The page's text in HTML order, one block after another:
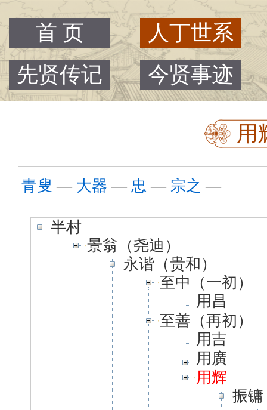
首 页
人丁世系
先贤传记
今贤事迹
用
青叟 — 大器 — 忠 — 宗之 —
半村
景翁（尧迪）
永谐（贵和）
至中（一初）
用昌
至善（再初）
用吉
用廣
用辉
振镛